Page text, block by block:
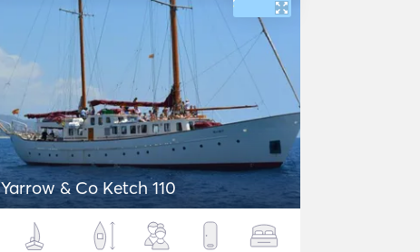
Yarrow & Co Ketch 110